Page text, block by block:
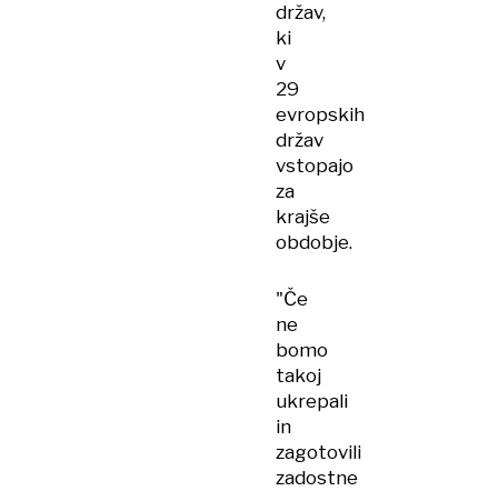
držav,
ki
v
29
evropskih
držav
vstopajo
za
krajše
obdobje.
"Če
ne
bomo
takoj
ukrepali
in
zagotovili
zadostne